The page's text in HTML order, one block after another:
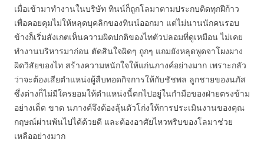
เมื่อเข้ามาทำงานในบริษัท ทินน์ก็ถูกโลมาตามประกบติดทุกฝีก้าว
เพื่อคอยคุมไม่ให้หลุดบุคลิกของทินน์ออกมา แต่ไม่นานนักคนรอบ
ข้างก็เริ่มสังเกตเห็นความผิดปกติของไทตัวปลอมที่ดูเหมือน ไม่เคย
ทำงานบริหารมาก่อน ตัดสินใจผิดๆ ถูกๆ แถมยังหลุดพูดจาโผงผาง
ผิดวิสัยของไท สร้างความหนักใจให้แก่นภางค์อย่างมาก เพราะกลัว
ว่าจะต้องเสียตำแหน่งผู้สืบทอดกิจการให้กับชัชพล ลูกชายของนภัส
ซึ่งต่างก็ไม่มีใครยอมให้ตำแหน่งนี้ตกไปอยู่ในกำมือของฝ่ายตรงข้าม
อย่างเด็ด ขาด นภางค์จึงต้องลุ้นตัวโก่งให้การประเมินงานของคุณ
กฤษณ์ผ่านพ้นไปได้ด้วยดี และต้องอาศัยไหวพริบของโลมาช่วย
เหลืออย่างมาก